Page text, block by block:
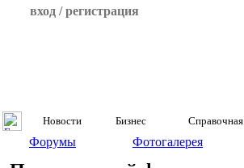
вход / регистрация
Новости Бизнес Справочная
Форумы
Фотогалерея